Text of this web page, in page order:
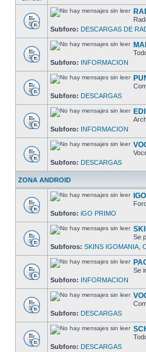
Subforo: DESCARGAS DE
Subforo: INFORMACION
Subforo: DESCARGAS
Subforo: INFORMACION
Subforo: DESCARGAS
ZONA ANDROID
Subforo: iGO PRIMO
Se
Subforos: SKINS IGOMANIA
Se
Subforo: INFORMACION
Subforo: DESCARGAS
Subforo: DESCARGAS